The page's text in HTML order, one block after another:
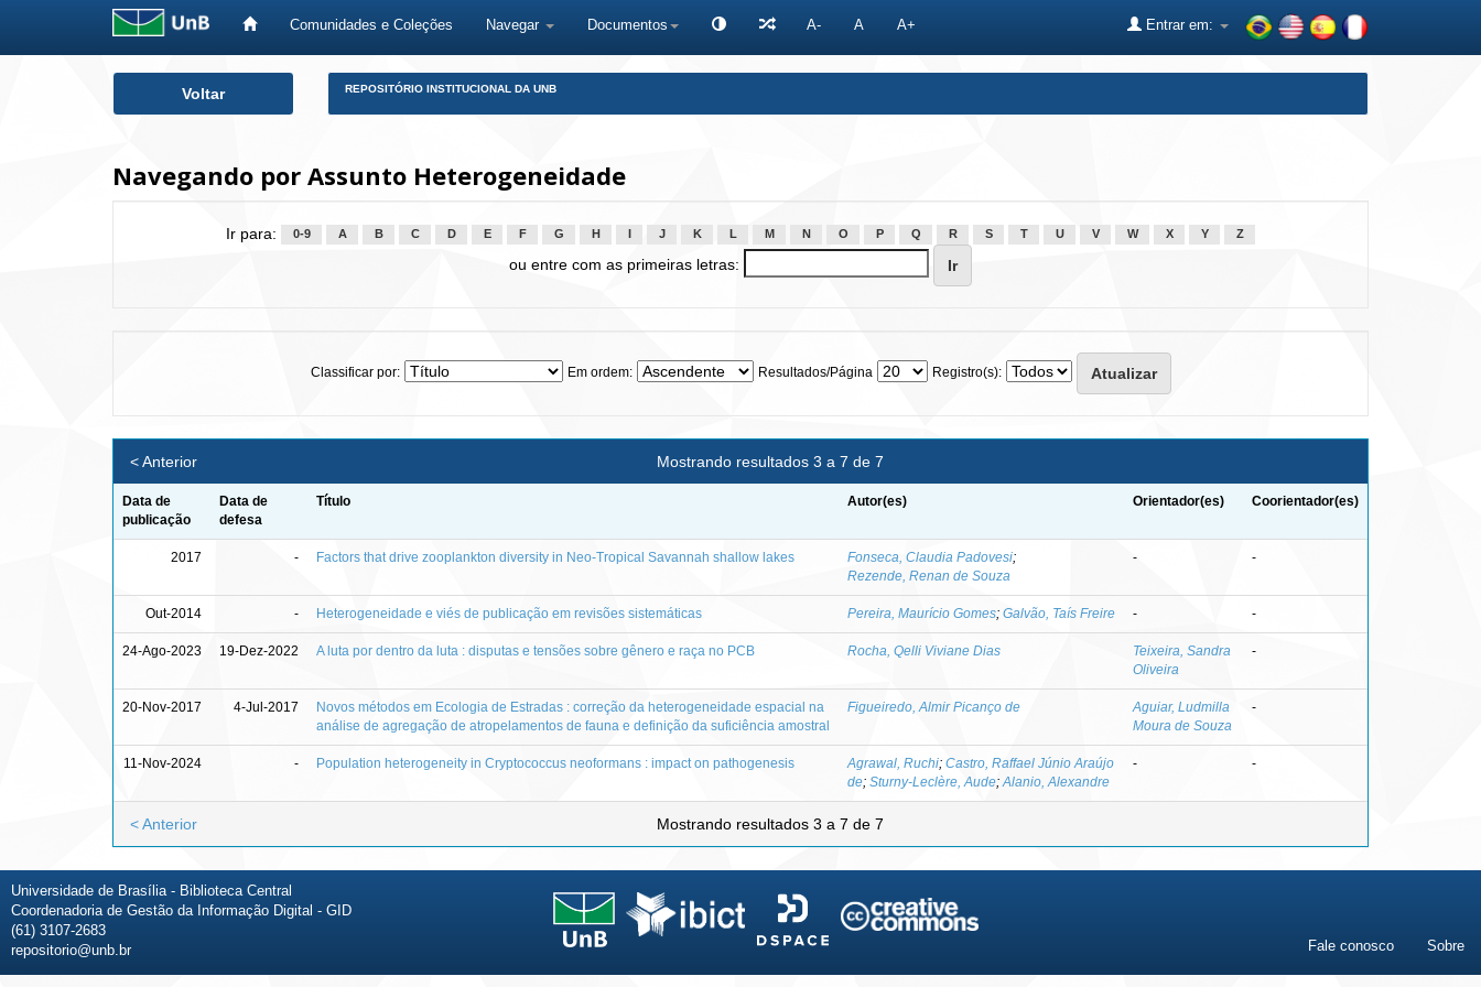
Comunidades e Coleções Navegar Documentos A- A A+ Entrar em:
Voltar REPOSITÓRIO INSTITUCIONAL DA UNB
Navegando por Assunto Heterogeneidade
Ir para: 0-9 A B C D E F G H J K L M N O P Q R S T U V W X Y Z
ou entre com as primeiras letras:
Classificar por: Em ordem: Resultados/Página Registro(s):
Mostrando resultados 3 a 7 de 7
< Anterior
Data de
publicação
Data de
defesa
Título Autor(es) Orientador(es) Coorientador(es)
2017 - Factors that drive zooplankton diversity in Neo-Tropical Savannah shallow lakes Fonseca, Claudia Padovesi;
Rezende, Renan de Souza
- -
Out-2014 - Heterogeneidade e viés de publicação em revisões sistemáticas Pereira, Maurício Gomes; Galvão, Taís Freire - -
24-Ago-2023 19-Dez-2022 A luta por dentro da luta : disputas e tensões sobre gênero e raça no PCB Rocha, Qelli Viviane Dias
Teixeira, Sandra
Oliveira
-
20-Nov-2017 4-Jul-2017
Novos métodos em Ecologia de Estradas : correção da heterogeneidade espacial na
análise de agregação de atropelamentos de fauna e definição da suficiência amostral
Figueiredo, Almir Picanço de
Aguiar, Ludmilla
Moura de Souza
-
11-Nov-2024 - Population heterogeneity in Cryptococcus neoformans : impact on pathogenesis Agrawal, Ruchi; Castro, Raffael Júnio Araújo
de; Sturny-Leclère, Aude; Alanio, Alexandre
- -
Mostrando resultados 3 a 7 de 7
< Anterior
Universidade de Brasília - Biblioteca Central
Coordenadoria de Gestão da Informação Digital - GID
(61) 3107-2683
repositorio@unb.br
Fale conosco Sobre